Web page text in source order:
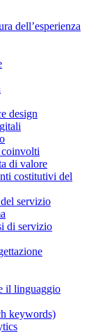
dell’esperienza
design
di valore
costitutivi del
servizio
di servizio
il linguaggio
keywords)